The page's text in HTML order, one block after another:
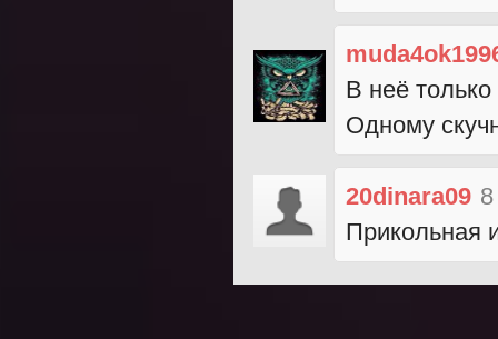
В неё только
Одному
20dinara09
Прикольная